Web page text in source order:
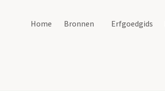
Home Bronnen Erfgoedgids